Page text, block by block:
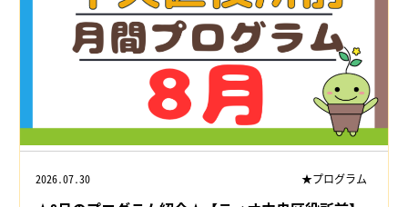
2026.07.30 ★プログラム